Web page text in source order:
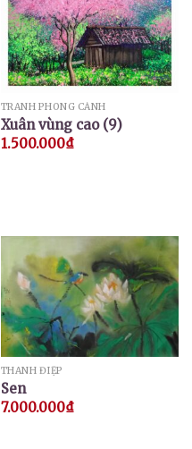
TRANH PHONG CẢNH
Xuân vùng cao (9)
1.500.000₫
THANH ĐIỆP
Sen
7.000.000₫